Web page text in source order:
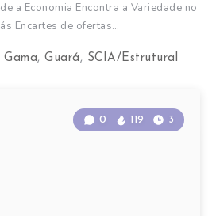
a Economia Encontra a Variedade no
Encartes de ofertas…
Gama,Guará, SCIA/Estrutural
0 119 3